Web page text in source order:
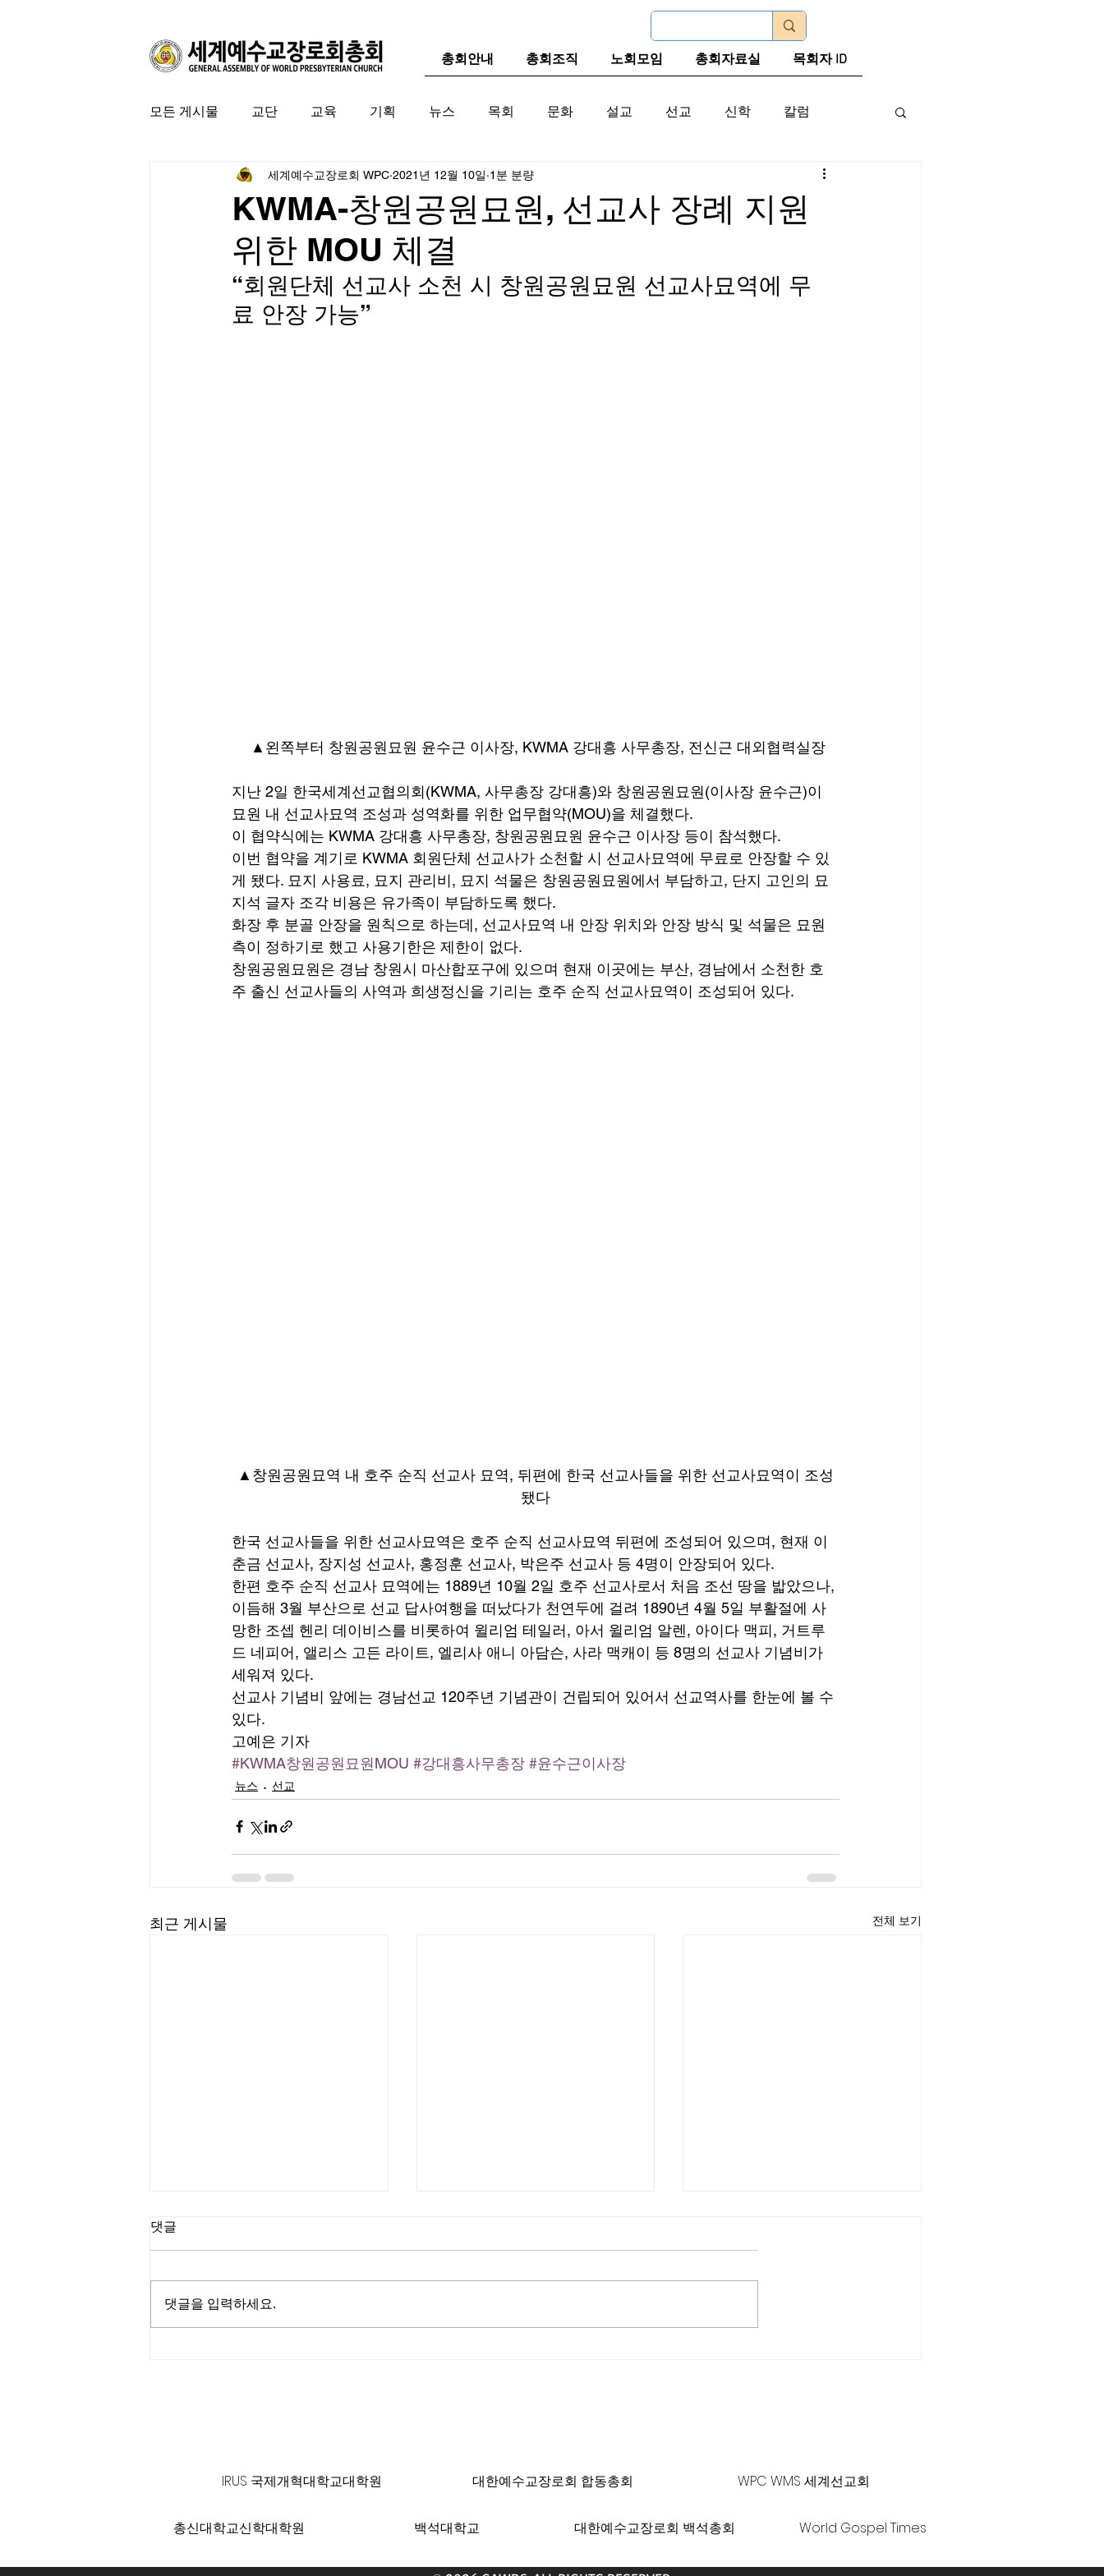
총회안내 총회조직 노회모임 총회자료실 목회자 ID
모든 게시물 교단 교육 기획 뉴스 목회 문화 설교 선교 신학 칼럼
특집 미국 교계 한국 교계 교단역사
KWMA-창원공원묘원, 선교사 장례 지원
위한 MOU 체결
세계예수교장로회 WPC 2021년 12월 10일 1분 분량
“회원단체 선교사 소천 시 창원공원묘원 선교사묘역에 무
료 안장 가능”
▲왼쪽부터 창원공원묘원 윤수근 이사장, KWMA 강대흥 사무총장, 전신근 대외협력실장
지난 2일 한국세계선교협의회(KWMA, 사무총장 강대흥)와 창원공원묘원(이사장 윤수근)이
묘원 내 선교사묘역 조성과 성역화를 위한 업무협약(MOU)을 체결했다.
이 협약식에는 KWMA 강대흥 사무총장, 창원공원묘원 윤수근 이사장 등이 참석했다.
이번 협약을 계기로 KWMA 회원단체 선교사가 소천할 시 선교사묘역에 무료로 안장할 수 있
게 됐다. 묘지 사용료, 묘지 관리비, 묘지 석물은 창원공원묘원에서 부담하고, 단지 고인의 묘
지석 글자 조각 비용은 유가족이 부담하도록 했다.
화장 후 분골 안장을 원칙으로 하는데, 선교사묘역 내 안장 위치와 안장 방식 및 석물은 묘원
측이 정하기로 했고 사용기한은 제한이 없다.
창원공원묘원은 경남 창원시 마산합포구에 있으며 현재 이곳에는 부산, 경남에서 소천한 호
주 출신 선교사들의 사역과 희생정신을 기리는 호주 순직 선교사묘역이 조성되어 있다.
▲창원공원묘역 내 호주 순직 선교사 묘역, 뒤편에 한국 선교사들을 위한 선교사묘역이 조성
됐다
한국 선교사들을 위한 선교사묘역은 호주 순직 선교사묘역 뒤편에 조성되어 있으며, 현재 이
춘금 선교사, 장지성 선교사, 홍정훈 선교사, 박은주 선교사 등 4명이 안장되어 있다.
한편 호주 순직 선교사 묘역에는 1889년 10월 2일 호주 선교사로서 처음 조선 땅을 밟았으나,
이듬해 3월 부산으로 선교 답사여행을 떠났다가 천연두에 걸려 1890년 4월 5일 부활절에 사
망한 조셉 헨리 데이비스를 비롯하여 윌리엄 테일러, 아서 윌리엄 알렌, 아이다 맥피, 거트루
드 네피어, 앨리스 고든 라이트, 엘리사 애니 아담슨, 사라 맥캐이 등 8명의 선교사 기념비가
세워져 있다.
선교사 기념비 앞에는 경남선교 120주년 기념관이 건립되어 있어서 선교역사를 한눈에 볼 수
있다.
고예은 기자
#KWMA창원공원묘원MOU #강대흥사무총장 #윤수근이사장
뉴스 선교
최근 게시물 전체 보기
댓글
댓글을 입력하세요.
IRUS 국제개혁대학교대학원 대한예수교장로회 합동총회 WPC WMS 세계선교회
총신대학교신학대학원 백석대학교 대한예수교장로회 백석총회 World Gospel Times